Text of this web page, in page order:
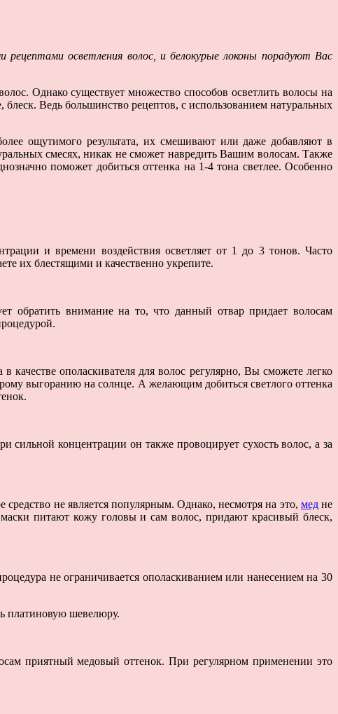
рецептами осветления волос, и белокурые локоны порадуют Вас
Однако существует множество способов осветлить волосы на
Ведь большинство рецептов, с использованием натуральных
ощутимого результата, их смешивают или даже добавляют в
смесях, никак не сможет навредить Вашим волосам. Также
поможет добиться оттенка на 1-4 тона светлее. Особенно
и времени воздействия осветляет от 1 до 3 тонов. Часто
их блестящими и качественно укрепите.
обратить внимание на то, что данный отвар придает волосам
ополаскивателя для волос регулярно, Вы сможете легко
выгоранию на солнце. А желающим добиться светлого оттенка
концентрации он также провоцирует сухость волос, а за
не является популярным. Однако, несмотря на это, медне
питают кожу головы и сам волос, придают красивый блеск,
не ограничивается ополаскиванием или нанесением на 30
платиновую шевелюру.
приятный медовый оттенок. При регулярном применении это